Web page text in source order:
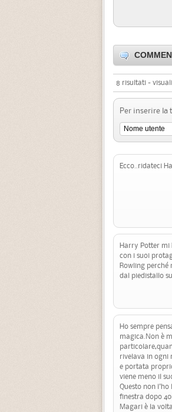
8 risultati -
Per inserire la
Ecco..ridateci
Harry Potter mi
con i suoi
Rowling perché
dal piedistallo
Ho sempre
magica.Non è
rivelava in ogni
e portata
viene meno il
Questo non
finestra dopo
Magari è la